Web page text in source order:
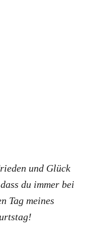
und Glück
du immer bei
Tag meines